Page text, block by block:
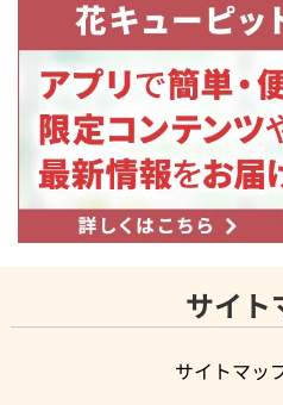
サイト
サイトマッ